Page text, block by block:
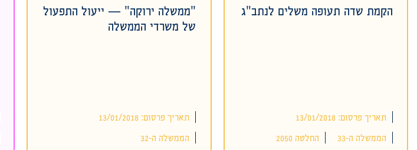
הקמת שדה תעופה משלים לנתב"ג
תאריך פרסום: 13/01/2018
הממשלה ה-33
החלטה 2050
"ממשלה ירוקה" — ייעול התפעול
של משרדי הממשלה
תאריך פרסום: 13/01/2018
הממשלה ה-32